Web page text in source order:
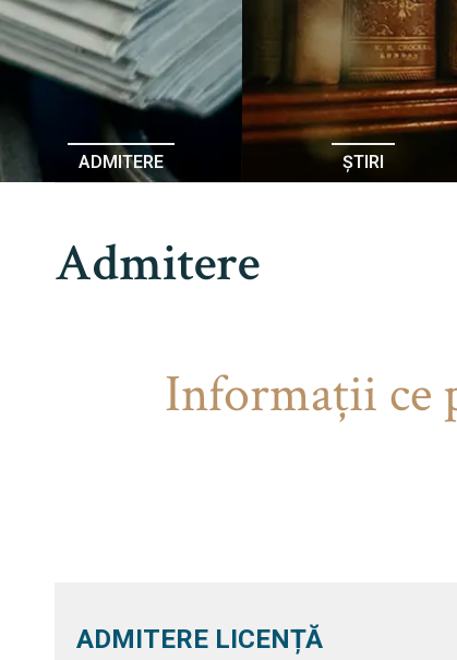
ADMITERE ȘTIRI
Admitere
Informaţii ce
ADMITERE LICENȚĂ